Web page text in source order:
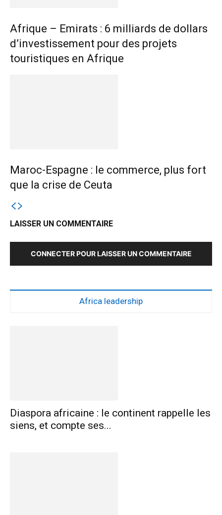
Afrique – Emirats : 6 milliards de dollars
d’investissement pour des projets
touristiques en Afrique
Maroc-Espagne : le commerce, plus fort
que la crise de Ceuta
LAISSER UN COMMENTAIRE
CONNECTER POUR LAISSER UN COMMENTAIRE
Africa leadership
Diaspora africaine : le continent rappelle les
siens, et compte ses...